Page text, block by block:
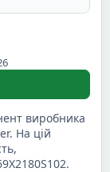
виробника
На цій